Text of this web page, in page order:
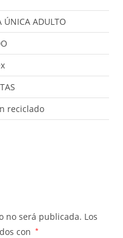
ÚNICA ADULTO
reciclado
no será publicada. Los
con
*